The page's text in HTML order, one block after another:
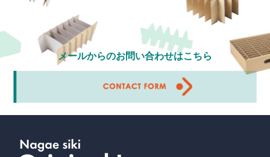
メールからのお問い合わせはこちら